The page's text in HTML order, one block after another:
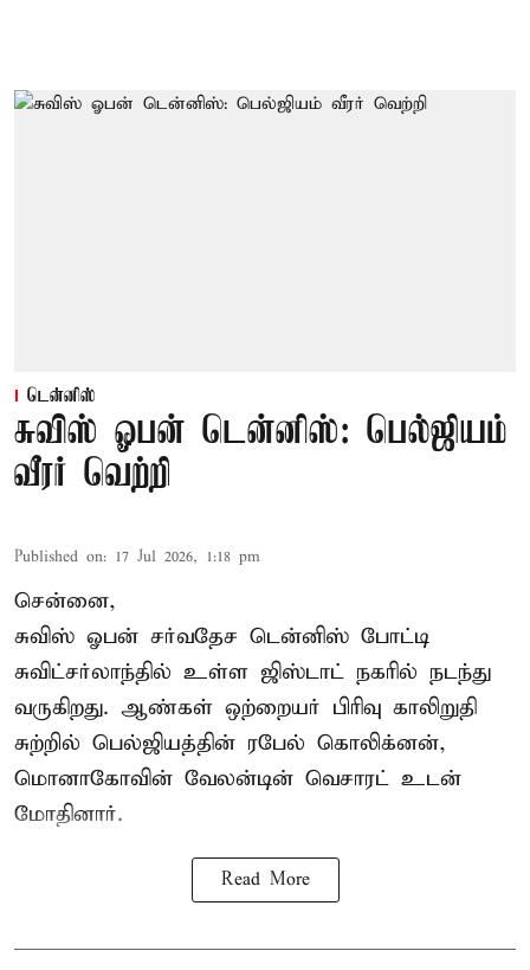
டென்னிஸ்
சுவிஸ் ஓபன் டென்னிஸ்: பெல்ஜியம்
வீரர் வெற்றி
Published on: 17 Jul 2026, 1:18 pm
சென்னை,
சுவிஸ் ஓபன் சர்வதேச டென்னிஸ் போட்டி
சுவிட்சர்லாந்தில் உள்ள ஜிஸ்டாட் நகரில் நடந்து
வருகிறது. ஆண்கள் ஒற்றையர் பிரிவு காலிறுதி
சுற்றில் பெல்ஜியத்தின் ரபேல் கொலிக்னன்,
மொனாகோவின் வேலன்டின் வெசாரட் உடன்
மோதினார்.
Read More